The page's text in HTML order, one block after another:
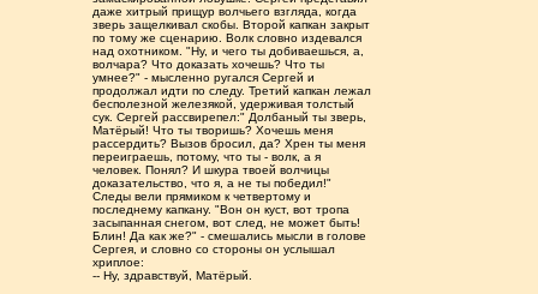
даже хитрый прищур волчьего взгляда, когда
зверь защелкивал скобы. Второй капкан закрыт
по тому же сценарию. Волк словно издевался
над охотником. "Ну, и чего ты добиваешься, а,
волчара? Что доказать хочешь? Что ты
умнее?" - мысленно ругался Сергей и
продолжал идти по следу. Третий капкан лежал
бесполезной железякой, удерживая толстый
сук. Сергей рассвирепел:" Долбаный ты зверь,
Матёрый! Что ты творишь? Хочешь меня
рассердить? Вызов бросил, да? Хрен ты меня
переиграешь, потому, что ты - волк, а я
человек. Понял? И шкура твоей волчицы
доказательство, что я, а не ты победил!"
Следы вели прямиком к четвертому и
последнему капкану. "Вон он куст, вот тропа
засыпанная снегом, вот след, не может быть!
Блин! Да как же?" - смешались мысли в голове
Сергея, и словно со стороны он услышал
хриплое:
-- Ну, здравствуй, Матёрый.